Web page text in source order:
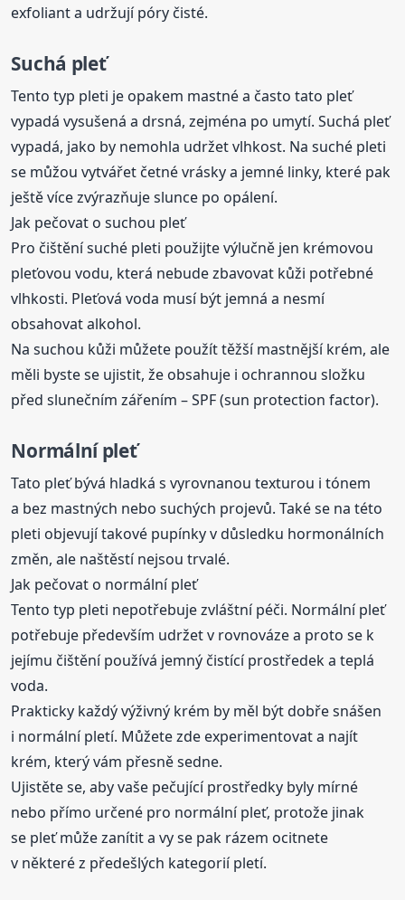
exfoliant a udržují póry čisté.
Suchá pleť
Tento typ pleti je opakem mastné a často tato pleť
vypadá vysušená a drsná, zejména po umytí. Suchá pleť
vypadá, jako by nemohla udržet vlhkost. Na suché pleti
se můžou vytvářet četné vrásky a jemné linky, které pak
ještě více zvýrazňuje slunce po opálení.
Jak pečovat o suchou pleť
Pro čištění suché pleti použijte výlučně jen krémovou
pleťovou vodu, která nebude zbavovat kůži potřebné
vlhkosti. Pleťová voda musí být jemná a nesmí
obsahovat alkohol.
Na suchou kůži můžete použít těžší mastnější krém, ale
měli byste se ujistit, že obsahuje i ochrannou složku
před slunečním zářením – SPF (sun protection factor).
Normální pleť
Tato pleť bývá hladká s vyrovnanou texturou i tónem
a bez mastných nebo suchých projevů. Také se na této
pleti objevují takové pupínky v důsledku hormonálních
změn, ale naštěstí nejsou trvalé.
Jak pečovat o normální pleť
Tento typ pleti nepotřebuje zvláštní péči. Normální pleť
potřebuje především udržet v rovnováze a proto se k
jejímu čištění používá jemný čistící prostředek a teplá
voda.
Prakticky každý výživný krém by měl být dobře snášen
i normální pletí. Můžete zde experimentovat a najít
krém, který vám přesně sedne.
Ujistěte se, aby vaše pečující prostředky byly mírné
nebo přímo určené pro normální pleť, protože jinak
se pleť může zanítit a vy se pak rázem ocitnete
v některé z předešlých kategorií pletí.